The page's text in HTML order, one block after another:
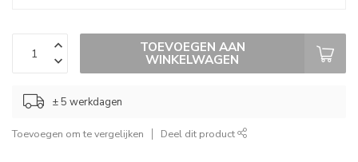
TOEVOEGEN AAN
WINKELWAGEN
± 5 werkdagen
Toevoegen om te vergelijken Deel dit product